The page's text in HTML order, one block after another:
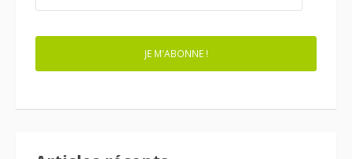
MAIL
JE M'ABONNE !